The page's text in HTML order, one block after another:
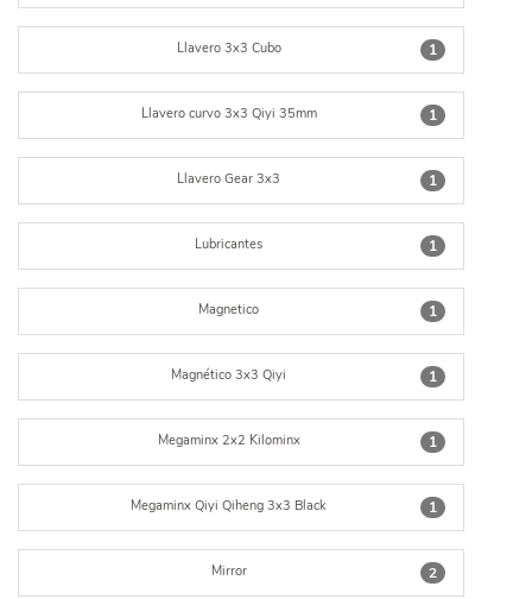
1
Llavero 3x3 Cubo
1
Llavero curvo 3x3 Qiyi 35mm
1
Llavero Gear 3x3
1
Lubricantes
1
Magnetico
1
Magnético 3x3 Qiyi
1
Megaminx 2x2 Kilominx
1
Megaminx Qiyi Qiheng 3x3 Black
2
Mirror